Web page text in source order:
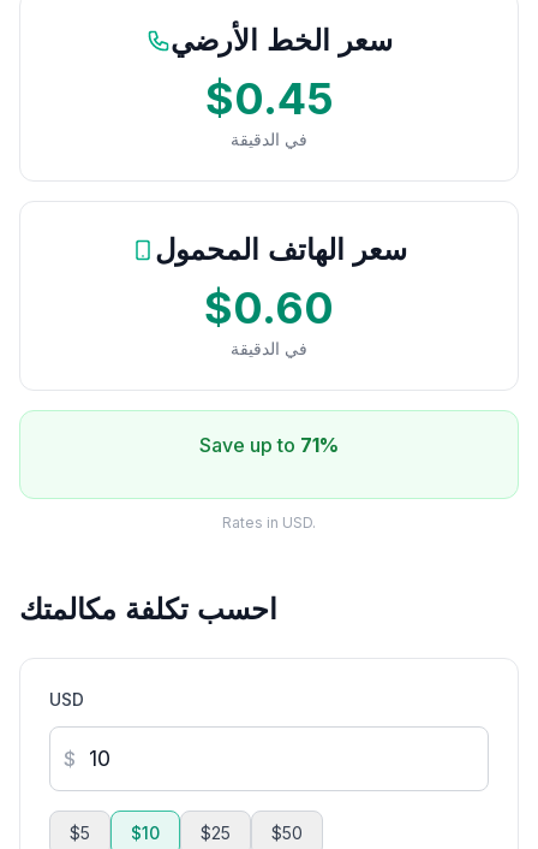
سعر الخط الأرضي
$0.45
في الدقيقة
سعر الهاتف المحمول
$0.60
في الدقيقة
Save up to 71%
Rates in USD.
احسب تكلفة مكالمتك
USD
$
$5 $10 $25 $50